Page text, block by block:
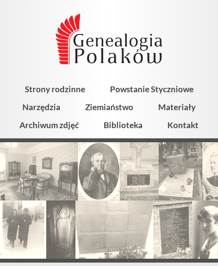
Strony rodzinne
Powstanie Styczniowe
Narzędzia
Ziemiaństwo
Materiały
Archiwum zdjęć
Biblioteka Kontakt